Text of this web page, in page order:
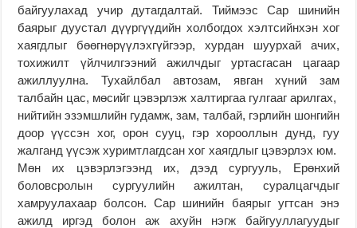
байгуулахад учир дутагдалтай. Тиймээс Сар шинийн
баярыг дуустал дүүргүүдийн холбогдох хэлтсийнхэн хог
хаягдлыг бөөгнөрүүлэхгүйгээр, хурдан шуурхай ачих,
тохижилт үйлчилгээний ажилчдыг уртасгасан цагаар
ажиллуулна. Тухайлбал автозам, явган хүний зам
талбайн цас, мөсийг цэвэрлэж халтиргаа гулгааг арилгах,
нийтийн эзэмшлийн гудамж, зам, талбай, гэрлийн шонгийн
доор үүссэн хог, орон сууц, гэр хорооллын дунд, гуу
жалганд үүсэж хуримтлагдсан хог хаягдлыг цэвэрлэх юм.
Мөн их цэвэрлэгээнд их, дээд сургууль, Ерөнхий
боловсролын сургуулийн ажилтан, суралцагчдыг
хамруулахаар болсон. Сар шинийн баярыг угтсан энэ
ажилд иргэд болон аж ахуйн нэгж байгууллагуудыг